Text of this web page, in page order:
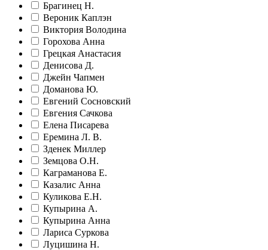
Брагинец Н.
Вероник Каплэн
Виктория Володина
Горохова Анна
Грецкая Анастасия
Денисова Д.
Джейн Чапмен
Доманова Ю.
Евгений Сосновский
Евгения Сачкова
Елена Писарева
Еремина Л. В.
Зденек Миллер
Земцова О.Н.
Каграманова Е.
Казалис Анна
Куликова Е.Н.
Купырина А.
Купырина Анна
Лариса Суркова
Луцишина Н.